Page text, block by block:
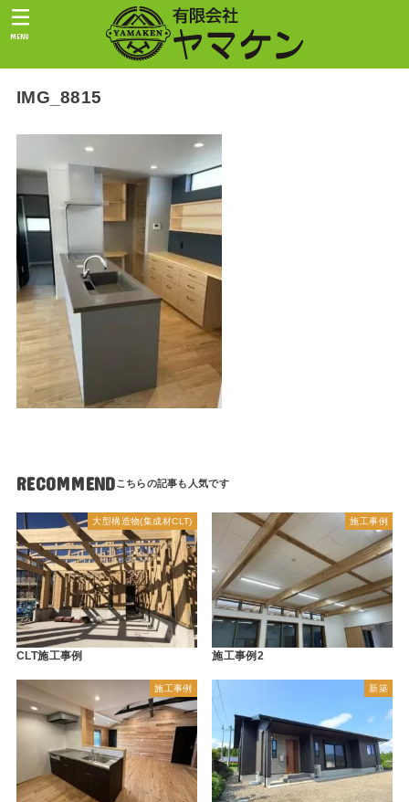
MENU
IMG_8815
RECOMMEND
大型構造物(集成材CLT)
CLT施工事例
施工事例
施工事例2
施工事例 新築